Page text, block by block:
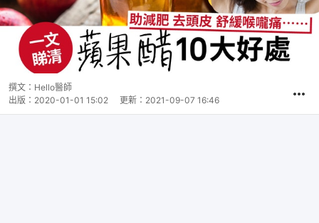
撰文： Hello醫師
出版： 2020-01-01 15:02 更新： 2021-09-07 16:46